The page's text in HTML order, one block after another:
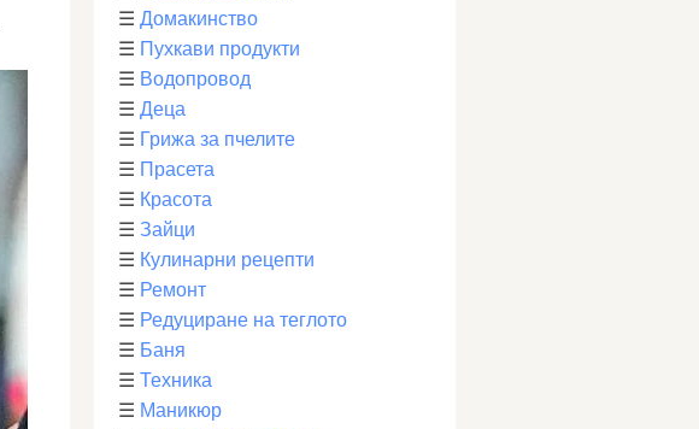
☰ Домакинство
☰ Пухкави продукти
☰ Водопровод
☰ Деца
☰ Грижа за пчелите
☰ Прасета
☰ Красота
☰ Зайци
☰ Кулинарни рецепти
☰ Ремонт
☰ Редуциране на теглото
☰ Баня
☰ Техника
☰ Маникюр